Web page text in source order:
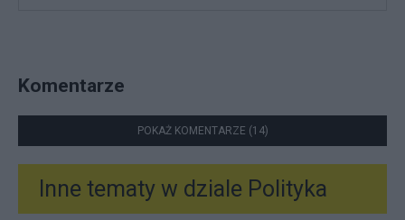
Komentarze
POKAŻ KOMENTARZE (14)
Inne tematy w dziale Polityka